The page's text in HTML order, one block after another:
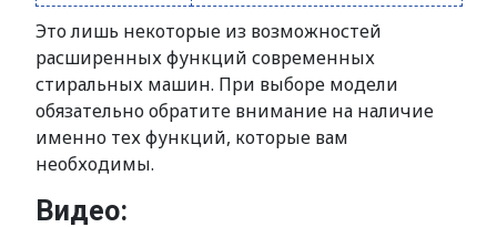
Это лишь некоторые из возможностей
расширенных функций современных
стиральных машин. При выборе модели
обязательно обратите внимание на наличие
именно тех функций, которые вам
необходимы.
Видео: